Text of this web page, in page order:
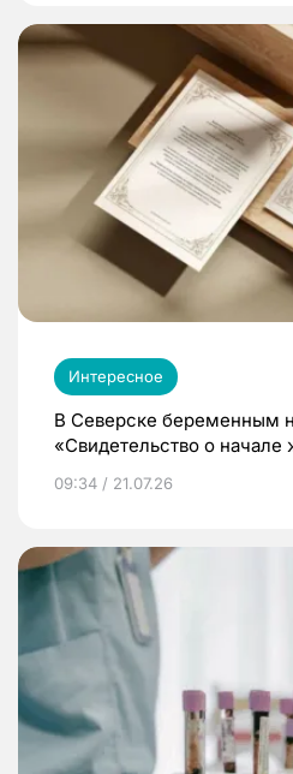
Интересное
В Северске беременным
«Свидетельство о начале
09:34 / 21.07.26